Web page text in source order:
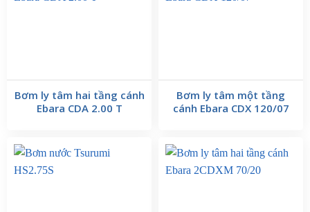
Bơm ly tâm hai tầng cánh
Ebara CDA 2.00 T
Bơm ly tâm một tầng
cánh Ebara CDX 120/07